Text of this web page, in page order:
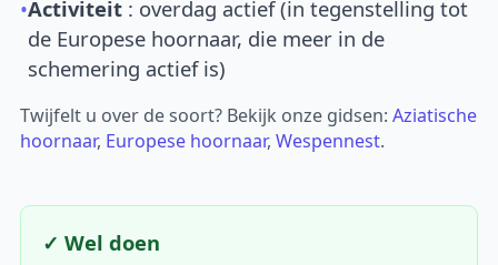
•Activiteit : overdag actief (in tegenstelling tot
de Europese hoornaar, die meer in de
schemering actief is)
Twijfelt u over de soort? Bekijk onze gidsen:Aziatische
hoornaar, Europese hoornaar,Wespennest.
✓ Wel doen